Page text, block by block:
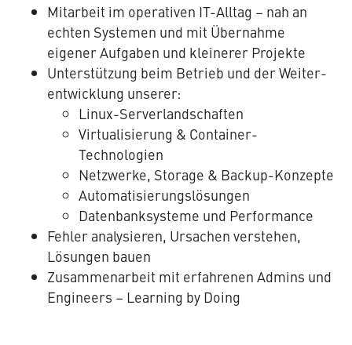
Mitarbeit im ope­ra­ti­ven IT-Alltag – nah an
echten Systemen und mit Übernahme
eigener Aufgaben und kleinerer Projekte
Un­ter­stüt­zung beim Betrieb und der Wei­ter­
ent­wick­lung unserer:
Linux-Ser­ver­land­schaf­ten
Vir­tua­li­sie­rung & Container-
Technologien
Netzwerke, Storage & Backup-Konzepte
Au­to­ma­ti­sie­rungs­lö­sun­gen
Da­ten­bank­sys­te­me und Performance
Fehler ana­ly­sie­ren, Ursachen verstehen,
Lösungen bauen
Zu­sam­men­ar­beit mit er­fah­re­nen Admins und
Engineers – Learning by Doing